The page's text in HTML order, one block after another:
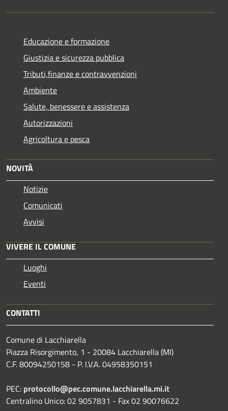
Educazione e formazione
Giustizia e sicurezza pubblica
Tributi,finanze e contravvenzioni
Ambiente
Salute, benessere e assistenza
Autorizzazioni
Agricoltura e pesca
NOVITÀ
Notizie
Comunicati
Avvisi
VIVERE IL COMUNE
Luoghi
Eventi
CONTATTI
Comune di Lacchiarella
Piazza Risorgimento, 1 - 20084 Lacchiarella (MI)
C.F. 80094250158 - P. I.V.A. 04958350151
PEC: protocollo@pec.comune.lacchiarella.mi.it
Centralino Unico: 02 9057831 - Fax 02 90076622